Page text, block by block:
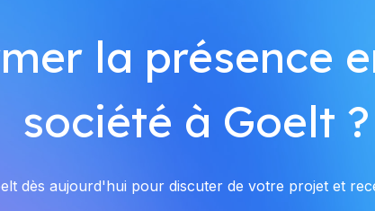
la présence
société à Goelt ?
dès aujourd'hui pour discuter de votre projet et